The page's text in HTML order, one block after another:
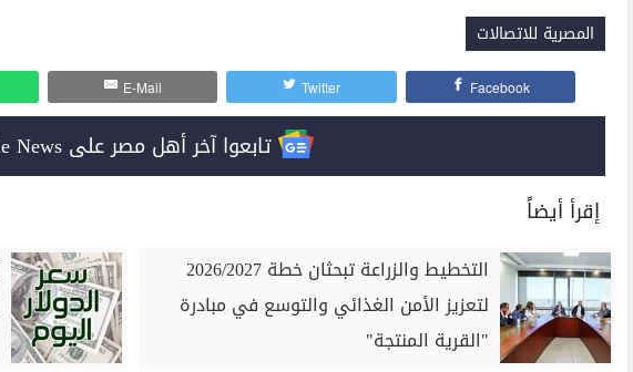
المصرية للاتصالات
Facebook
Twitter
E-Mail
تابعوا آخر أهل مصر على Google News
إقرأ أيضاً
التخطيط والزراعة تبحثان خطة 2026/2027
لتعزيز الأمن الغذائي والتوسع في مبادرة
"القرية المنتجة"